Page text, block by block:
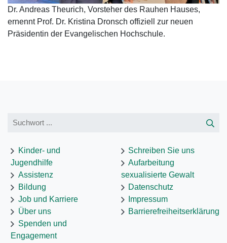
Dr. Andreas Theurich, Vorsteher des Rauhen Hauses,
ernennt Prof. Dr. Kristina Dronsch offiziell zur neuen
Präsidentin der Evangelischen Hochschule.
Kinder- und
Jugendhilfe
Assistenz
Bildung
Job und Karriere
Über uns
Spenden und
Engagement
Schreiben Sie uns
Aufarbeitung
sexualisierte Gewalt
Datenschutz
Impressum
Barrierefreiheitserklärung